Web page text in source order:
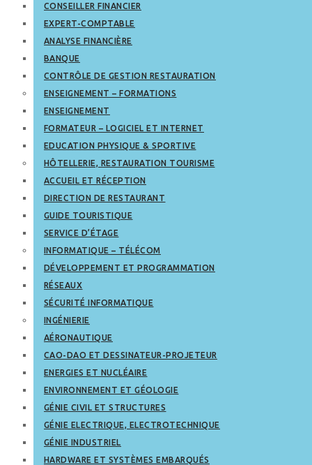
CONSEILLER FINANCIER
EXPERT-COMPTABLE
ANALYSE FINANCIÈRE
BANQUE
CONTRÔLE DE GESTION RESTAURATION
ENSEIGNEMENT – FORMATIONS
ENSEIGNEMENT
FORMATEUR – LOGICIEL ET INTERNET
EDUCATION PHYSIQUE & SPORTIVE
HÔTELLERIE, RESTAURATION TOURISME
ACCUEIL ET RÉCEPTION
DIRECTION DE RESTAURANT
GUIDE TOURISTIQUE
SERVICE D’ÉTAGE
INFORMATIQUE – TÉLÉCOM
DÉVELOPPEMENT ET PROGRAMMATION
RÉSEAUX
SÉCURITÉ INFORMATIQUE
INGÉNIERIE
AÉRONAUTIQUE
CAO-DAO ET DESSINATEUR-PROJETEUR
ENERGIES ET NUCLÉAIRE
ENVIRONNEMENT ET GÉOLOGIE
GÉNIE CIVIL ET STRUCTURES
GÉNIE ELECTRIQUE, ELECTROTECHNIQUE
GÉNIE INDUSTRIEL
HARDWARE ET SYSTÈMES EMBARQUÉS